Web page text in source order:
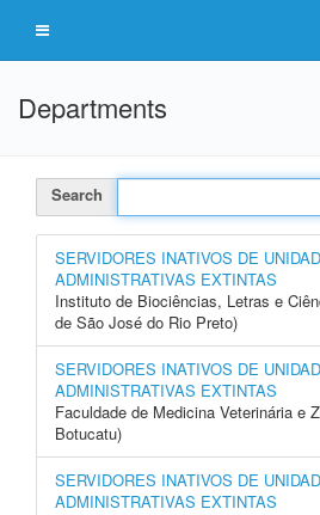
Departments
Search
SERVIDORES INATIVOS DE
ADMINISTRATIVAS EXTINTAS
Instituto de Biociências, Letras e
de São José do Rio Preto)
SERVIDORES INATIVOS DE
ADMINISTRATIVAS EXTINTAS
Faculdade de Medicina Veterinária e
Botucatu)
SERVIDORES INATIVOS DE
ADMINISTRATIVAS EXTINTAS